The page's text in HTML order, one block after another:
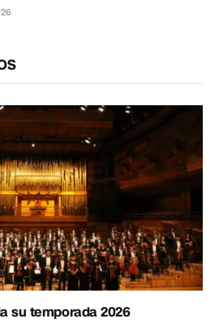
su temporada 2026